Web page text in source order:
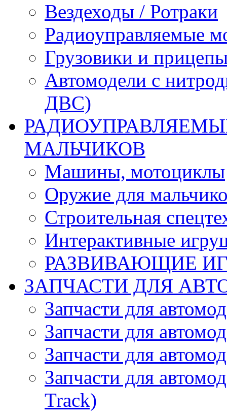
Вездеходы / Ротраки
Радиоуправляемые
Грузовики и
Автомодели с
ДВС)
МАЛЬЧИКОВ
Машины, мотоциклы
Оружие для
Строительная
Интерактивные
РАЗВИВАЮЩИЕ
ЗАПЧАСТИ ДЛЯ
Запчасти для
Запчасти для
Запчасти для
Запчасти для
Track)